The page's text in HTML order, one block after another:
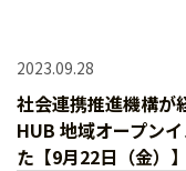
2023.09.28
社会連携推進機構
HUB 地域オープン
た【9月22日（金）】